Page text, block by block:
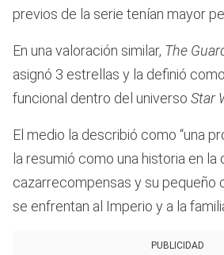
previos de la serie tenían mayor
En una valoración similar, The
asignó 3 estrellas y la definió
funcional dentro del universo Star
El medio la describió como “una
la resumió como una historia en la
cazarrecompensas y su pequeño
se enfrentan al Imperio y a la
PUBLICIDAD